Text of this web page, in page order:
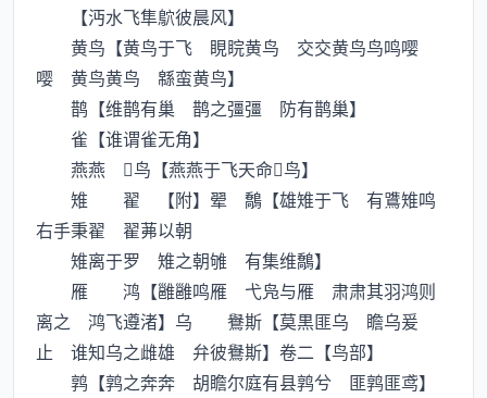
【沔水飞隼鴥彼晨风】
黄鸟【黄鸟于飞 睍睆黄鸟 交交黄鸟鸟鸣嘤
嘤 黄鸟黄鸟 緜蛮黄鸟】
鹊【维鹊有巢 鹊之彊彊 防有鹊巢】
雀【谁谓雀无角】
燕燕 鸟【燕燕于飞天命鸟】
雉 翟 【附】翚 鷮【雄雉于飞 有鷕雉鸣
右手秉翟 翟茀以朝
雉离于罗 雉之朝雊 有集维鷮】
雁 鸿【雝雝鸣雁 弋凫与雁 肃肃其羽鸿则
离之 鸿飞遵渚】乌 鸒斯【莫黒匪乌 瞻乌爰
止 谁知乌之雌雄 弁彼鸒斯】卷二【鸟部】
鹑【鹑之奔奔 胡瞻尔庭有县鹑兮 匪鹑匪鸢】